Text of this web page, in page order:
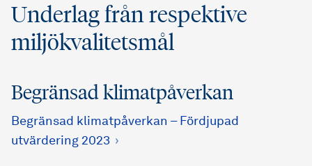
Underlag från respektive
miljökvalitetsmål
Begränsad klimatpåverkan
Begränsad klimatpåverkan – Fördjupad
utvärdering 2023